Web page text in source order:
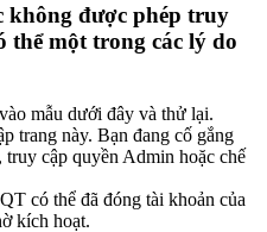
không được phép truy
thể một trong các lý do
mẫu dưới đây và thử lại.
trang này. Bạn đang cố gắng
cập quyền Admin hoặc chế
có thể đã đóng tài khoản của
kích hoạt.